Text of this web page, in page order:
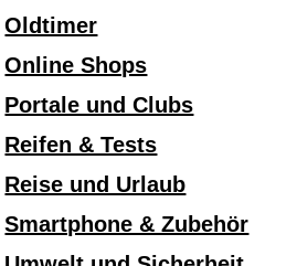
Oldtimer
Online Shops
Portale und Clubs
Reifen & Tests
Reise und Urlaub
Smartphone & Zubehör